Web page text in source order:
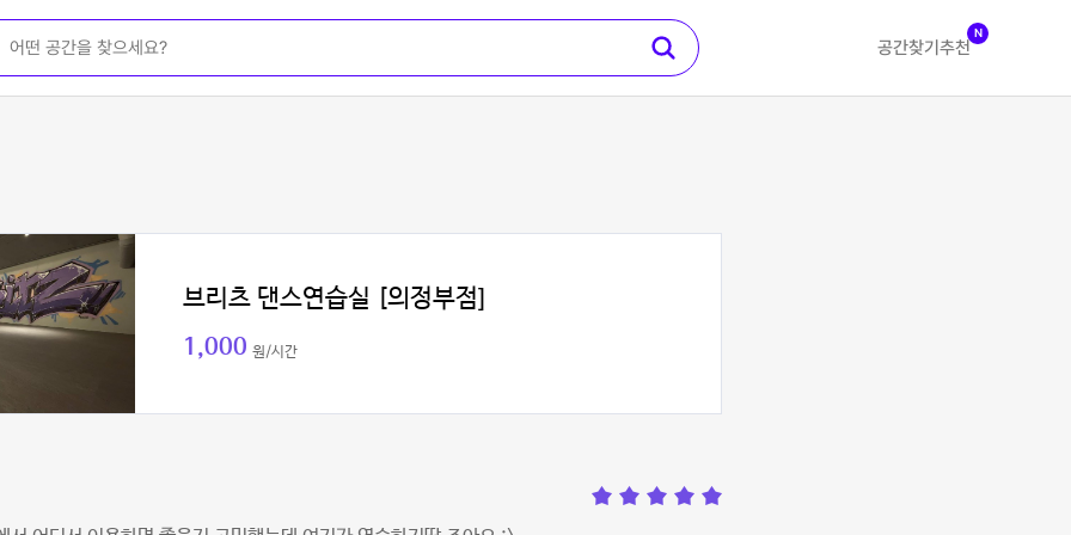
공간찾기 추천
N
브리츠 댄스연습실 [의정부점]
1,000 원/시간